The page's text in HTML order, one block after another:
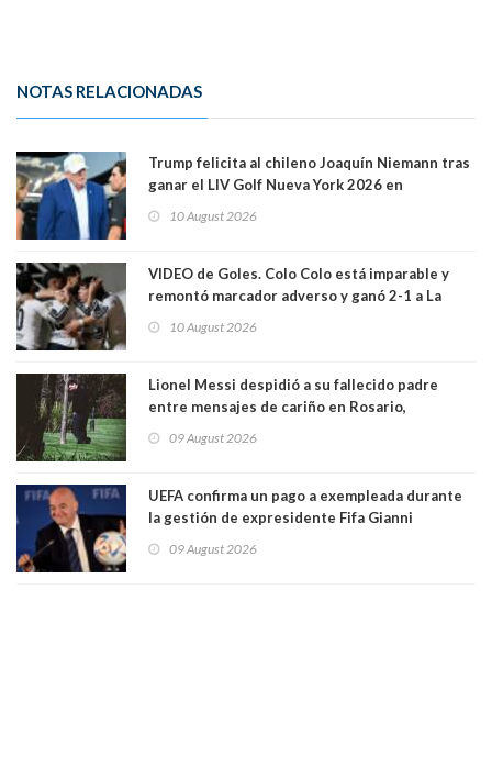
NOTAS RELACIONADAS
Trump felicita al chileno Joaquín Niemann tras
ganar el LIV Golf Nueva York 2026 en
10 August 2026
VIDEO de Goles. Colo Colo está imparable y
remontó marcador adverso y ganó 2-1 a La
Palestino también 2-1. VIDEOS
10 August 2026
Lionel Messi despidió a su fallecido padre
entre mensajes de cariño en Rosario,
09 August 2026
UEFA confirma un pago a exempleada durante
la gestión de expresidente Fifa Gianni
relación sentimental
09 August 2026